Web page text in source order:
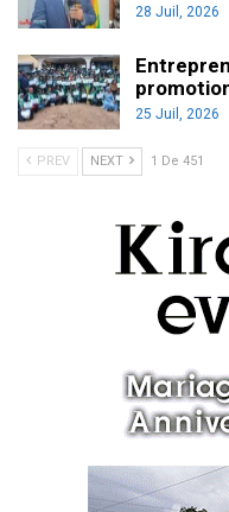
28 Juil, 2026
25 Juil, 2026
PREV NEXT 1 De 451